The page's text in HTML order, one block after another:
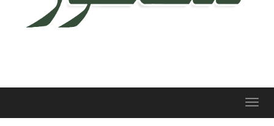
Toggle